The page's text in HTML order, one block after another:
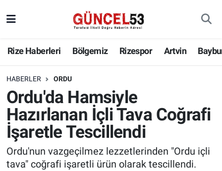
Rize Haberleri Bölgemiz Rizespor Artvin
HABERLER ORDU
Ordu'da Hamsiyle
Hazırlanan İçli Tava Coğrafi
İşaretle Tescillendi
Ordu'nun vazgeçilmez lezzetlerinden "Ordu içli
tava" coğrafi işaretli ürün olarak tescillendi.